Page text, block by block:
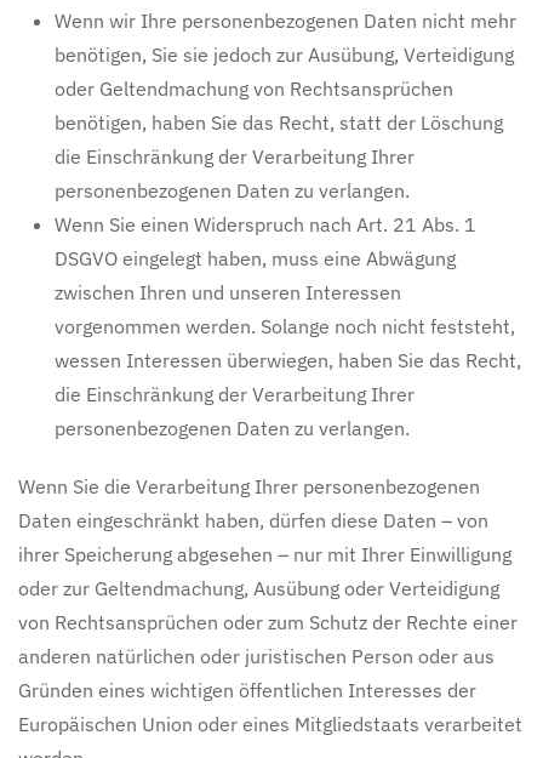
Wenn wir Ihre personenbezogenen Daten nicht mehr
benötigen, Sie sie jedoch zur Ausübung, Verteidigung
oder Geltendmachung von Rechtsansprüchen
benötigen, haben Sie das Recht, statt der Löschung
die Einschränkung der Verarbeitung Ihrer
personenbezogenen Daten zu verlangen.
Wenn Sie einen Widerspruch nach Art. 21 Abs. 1
DSGVO eingelegt haben, muss eine Abwägung
zwischen Ihren und unseren Interessen
vorgenommen werden. Solange noch nicht feststeht,
wessen Interessen überwiegen, haben Sie das Recht,
die Einschränkung der Verarbeitung Ihrer
personenbezogenen Daten zu verlangen.
Wenn Sie die Verarbeitung Ihrer personenbezogenen
Daten eingeschränkt haben, dürfen diese Daten – von
ihrer Speicherung abgesehen – nur mit Ihrer Einwilligung
oder zur Geltendmachung, Ausübung oder Verteidigung
von Rechtsansprüchen oder zum Schutz der Rechte einer
anderen natürlichen oder juristischen Person oder aus
Gründen eines wichtigen öffentlichen Interesses der
Europäischen Union oder eines Mitgliedstaats verarbeitet